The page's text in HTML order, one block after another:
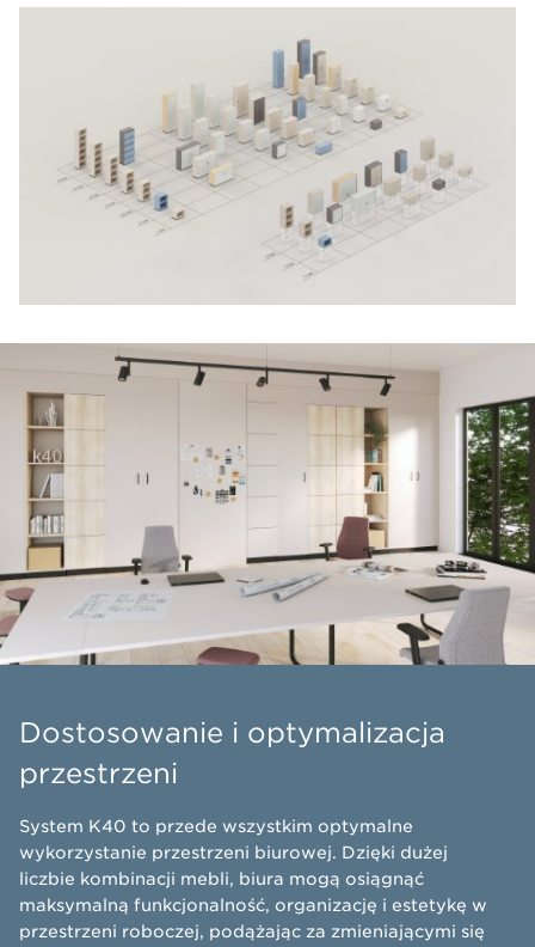
Dostosowanie i optymalizacja
przestrzeni
​System K40 to przede wszystkim optymalne
wykorzystanie przestrzeni biurowej. Dzięki dużej
liczbie kombinacji mebli, biura mogą osiągnąć
maksymalną funkcjonalność, organizację i estetykę w
przestrzeni roboczej, podążając za zmieniającymi się